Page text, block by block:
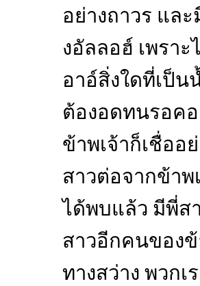
อย่างถาวร แล
งอัลลอฮ์ เพรา
อาอ์สิ่งใดที่เป็น
ต้องอดทนรอค
ข้าพเจ้าก็เชื่ออ
สาวต่อจากข้าพ
ได้พบแล้ว มีพี่ส
สาวอีกคนของ
ทางสว่าง พวก